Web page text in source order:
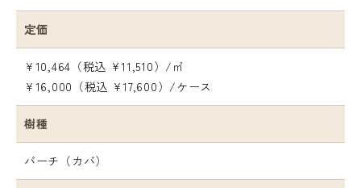
定価
¥10,464（税込 ¥11,510）/㎡
¥16,000（税込 ¥17,600）/ケース
樹種
バーチ（カバ）